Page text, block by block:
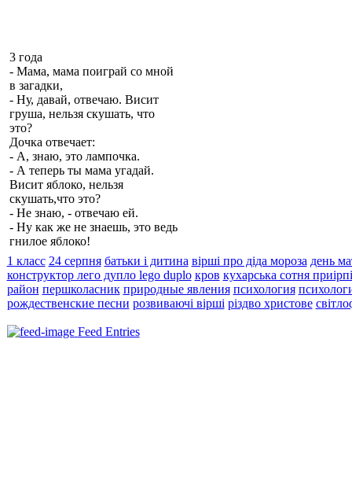
3 года
- Мама, мама поиграй со мной
в загадки,
- Ну, давай, отвечаю. Висит
груша, нельзя скушать, что
это?
Дочка отвечает:
- А, знаю, это лампочка.
- А теперь ты мама угадай.
Висит яблоко, нельзя
скушать,что это?
- Не знаю, - отвечаю ей.
- Ну как же не знаешь, это ведь
гнилое яблоко!
1 класс 24 серпня батьки і дитина вірші про діда мороза день
конструктор лего дупло lego duplo кров кухарська сотня
район першколасник природные явления психология
рождественские песни розвиваючі вірші різдво христове
Feed Entries